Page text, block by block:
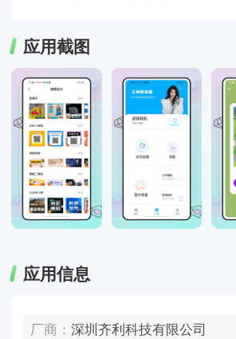
应用截图
应用信息
厂商：深圳齐利科技有限公司